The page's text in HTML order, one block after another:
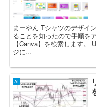
まーやん Tシャツのデザイ
ることを知ったので手順を
【Canva】を検索します
ジに...
AI